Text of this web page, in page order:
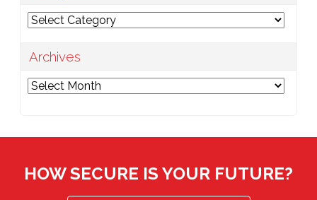
Categories
Archives
Archives
HOW SECURE IS YOUR FUTURE?